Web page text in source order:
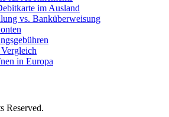
im Ausland
vs. Banküberweisung
in Europa
Reserved.